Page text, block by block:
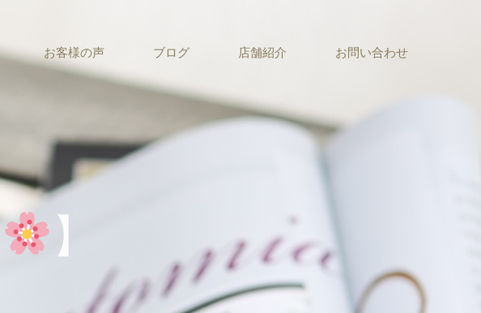
お客様の声 ブログ 店舗紹介 お問い合わせ
】